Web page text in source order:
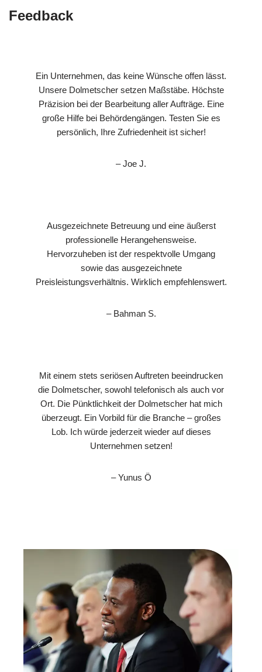
Feedback
Ein Unternehmen, das keine Wünsche offen lässt.
Unsere Dolmetscher setzen Maßstäbe. Höchste
Präzision bei der Bearbeitung aller Aufträge. Eine
große Hilfe bei Behördengängen. Testen Sie es
persönlich, Ihre Zufriedenheit ist sicher!
– Joe J.
Ausgezeichnete Betreuung und eine äußerst
professionelle Herangehensweise.
Hervorzuheben ist der respektvolle Umgang
sowie das ausgezeichnete
Preisleistungsverhältnis. Wirklich empfehlenswert.
– Bahman S.
Mit einem stets seriösen Auftreten beeindrucken
die Dolmetscher, sowohl telefonisch als auch vor
Ort. Die Pünktlichkeit der Dolmetscher hat mich
überzeugt. Ein Vorbild für die Branche – großes
Lob. Ich würde jederzeit wieder auf dieses
Unternehmen setzen!
– Yunus Ö